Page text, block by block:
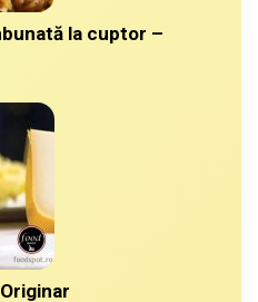
la cuptor –